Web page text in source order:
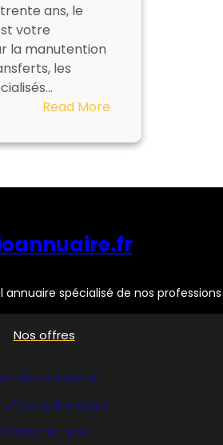
ans, le
votre
la manutention
les
Read More:
BOVIS
annuaire spécialisé de nos professions
Nos offres
tarifs d’insertion
offres publicitaires
Contactez nous